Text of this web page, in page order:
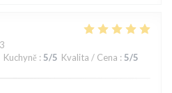
Kuchyně : 5/5 Kvalita / Cena : 5/5